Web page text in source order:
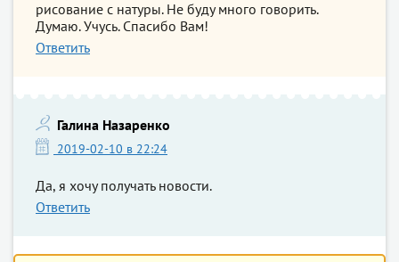
рисование с натуры. Не буду много говорить.
Думаю. Учусь. Спасибо Вам!
Ответить
Галина Назаренко
2019-02-10 в 22:24
Да, я хочу получать новости.
Ответить